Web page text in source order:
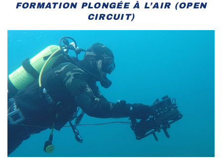
p
FORMATION PLONGÉE À L’AIR (OPEN
CIRCUIT)